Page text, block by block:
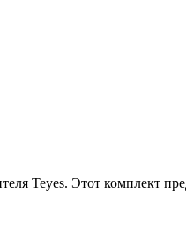
Teyes. Этот комплект